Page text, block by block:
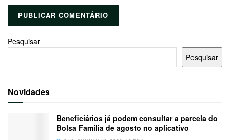
Pesquisar
Pesquisar
Novidades
Beneficiários já podem consultar a parcela do
Bolsa Família de agosto no aplicativo